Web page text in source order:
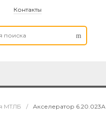
Контакты
МТЛБ / Акселератор 6.20.023А